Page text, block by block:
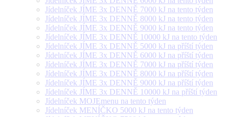
Jídelníček JÍME 3x DENNĚ 7000 kJ na tento týden
Jídelníček JÍME 3x DENNĚ 8000 kJ na tento týden
Jídelníček JÍME 3x DENNĚ 9000 kJ na tento týden
Jídelníček JÍME 3x DENNĚ 10000 kJ na tento týden
Jídelníček JÍME 3x DENNĚ 5000 kJ na příští týden
Jídelníček JÍME 3x DENNĚ 6000 kJ na příští týden
Jídelníček JÍME 3x DENNĚ 7000 kJ na příští týden
Jídelníček JÍME 3x DENNĚ 8000 kJ na příští týden
Jídelníček JÍME 3x DENNĚ 9000 kJ na příští týden
Jídelníček JÍME 3x DENNĚ 10000 kJ na příští týden
Jídelníček MOJEmenu na tento týden
Jídelníček MENÍČKO 5000 kJ na tento týden